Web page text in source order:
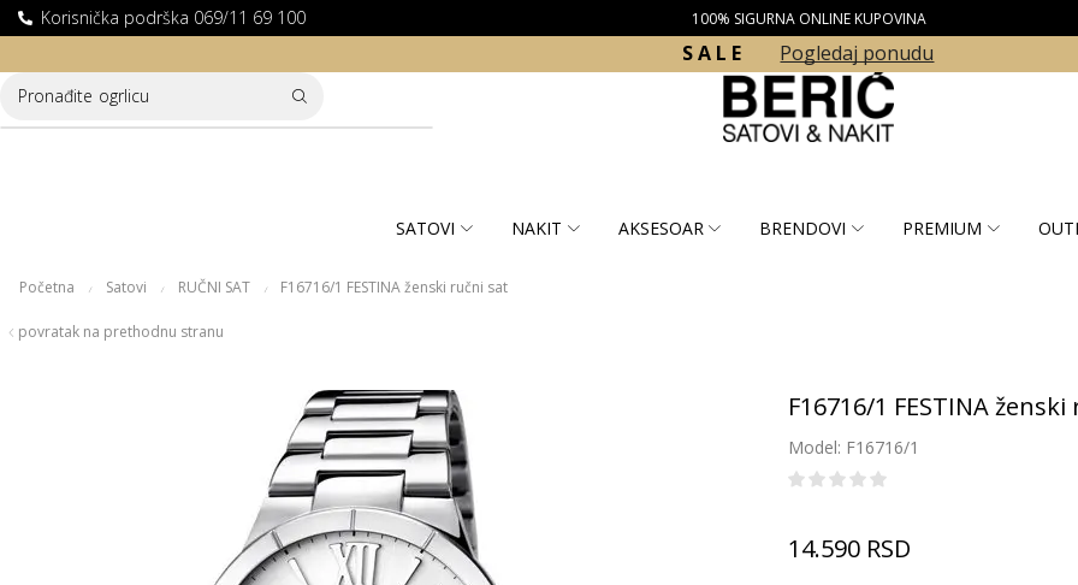
Korisnička podrška 069/11 69 100
DOSTAVA ZA KUPOVINE PREKO 10.000 RSD 100% SIGURNA ONLINE KUPOVINA
S A L E Pogledaj ponudu
Pronađite ogrlicu
SATOVI NAKIT AKSESOAR BRENDOVI PREMIUM
Početna / Satovi / RUČNI SAT / F16716/1 FESTINA ženski ručni sat
povratak na prethodnu stranu
F16716/1 FESTINA
Model: F16716/1
14.590 RSD